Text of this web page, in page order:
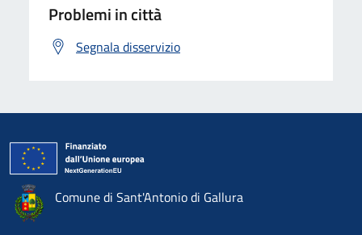
Problemi in città
Segnala disservizio
Comune di Sant'Antonio di Gallura